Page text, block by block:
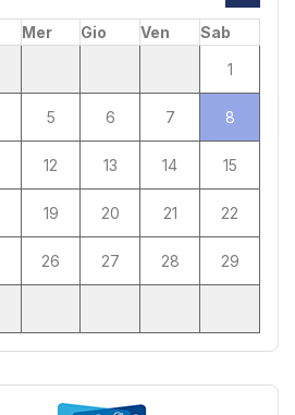
Mer Gio Ven
Sab
1
5 6 7 8
12 13 14 15
19 20 21 22
26 27 28 29